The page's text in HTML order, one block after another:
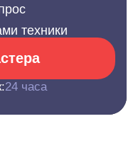
техники
24 часа